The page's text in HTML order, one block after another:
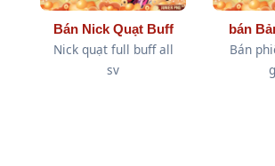
Bán Nick Quạt Buff
Nick quạt full buff all
sv
bán
Bán